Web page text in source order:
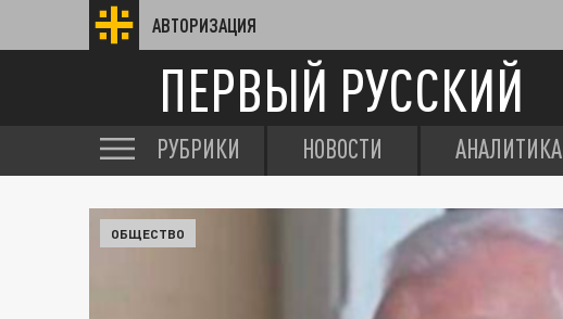
АВТОРИЗАЦИЯ
ПЕРВЫЙ РУССКИЙ
РУБРИКИ НОВОСТИ АНАЛИТИКА
ОБЩЕСТВО